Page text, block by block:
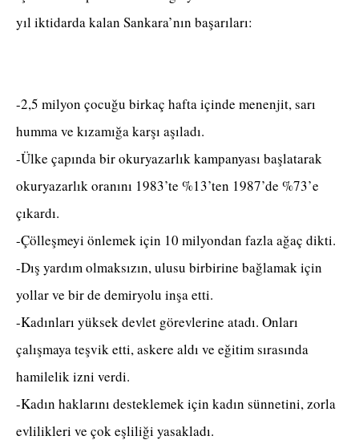
yıl iktidarda kalan Sankara’nın başarıları:
-2,5 milyon çocuğu birkaç hafta içinde menenjit, sarı
humma ve kızamığa karşı aşıladı.
-Ülke çapında bir okuryazarlık kampanyası başlatarak
okuryazarlık oranını 1983’te %13’ten 1987’de %73’e
çıkardı.
-Çölleşmeyi önlemek için 10 milyondan fazla ağaç dikti.
-Dış yardım olmaksızın, ulusu birbirine bağlamak için
yollar ve bir de demiryolu inşa etti.
-Kadınları yüksek devlet görevlerine atadı. Onları
çalışmaya teşvik etti, askere aldı ve eğitim sırasında
hamilelik izni verdi.
-Kadın haklarını desteklemek için kadın sünnetini, zorla
evlilikleri ve çok eşliliği yasakladı.